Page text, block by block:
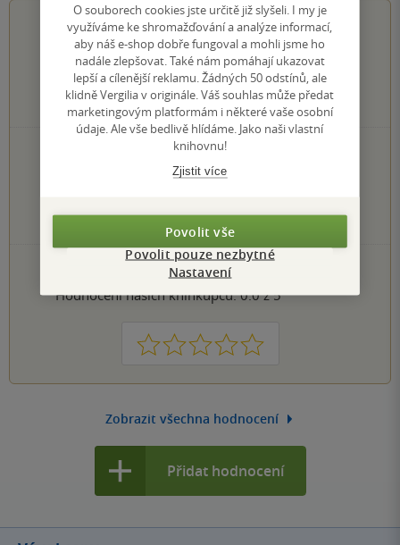
0.0z5
hodnocení čtenářů
5 hvězdiček
4 hvězdičky
1 hvezdička
PŘIDEJTE SVÉ HODNOCENÍ KNIHY
Hodnocení našich knihkupců: 0.0 z 5
1 2 3 4 5
Zobrazit všechna hodnocení
Přidat hodnocení
O souborech cookies jste určitě již slyšeli. I my je
využíváme ke shromažďování a analýze informací,
aby náš e-shop dobře fungoval a mohli jsme ho
nadále zlepšovat. Také nám pomáhají ukazovat
lepší a cílenější reklamu. Žádných 50 odstínů, ale
klidně Vergilia v originále. Váš souhlas může předat
marketingovým platformám i některé vaše osobní
údaje. Ale vše bedlivě hlídáme. Jako naši vlastní
knihovnu!
Zjistit více
Povolit vše
Povolit pouze nezbytné
Nastavení